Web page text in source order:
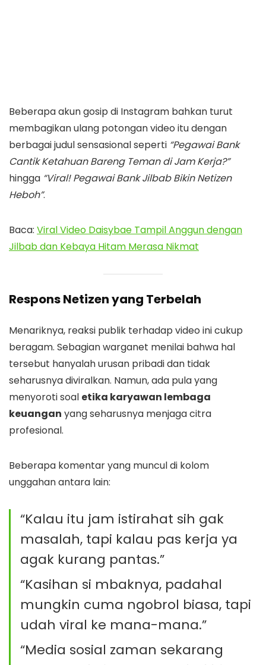
Beberapa akun gosip di Instagram bahkan turut
membagikan ulang potongan video itu dengan
berbagai judul sensasional seperti “Pegawai Bank
Cantik Ketahuan Bareng Teman di Jam Kerja?”
hingga “Viral! Pegawai Bank Jilbab Bikin Netizen
Heboh”.
Baca: Viral Video Daisybae Tampil Anggun dengan
Jilbab dan Kebaya Hitam Merasa Nikmat
Respons Netizen yang Terbelah
Menariknya, reaksi publik terhadap video ini cukup
beragam. Sebagian warganet menilai bahwa hal
tersebut hanyalah urusan pribadi dan tidak
seharusnya diviralkan. Namun, ada pula yang
menyoroti soal etika karyawan lembaga
keuangan yang seharusnya menjaga citra
profesional.
Beberapa komentar yang muncul di kolom
unggahan antara lain:
“Kalau itu jam istirahat sih gak
masalah, tapi kalau pas kerja ya
agak kurang pantas.”
“Kasihan si mbaknya, padahal
mungkin cuma ngobrol biasa, tapi
udah viral ke mana-mana.”
“Media sosial zaman sekarang